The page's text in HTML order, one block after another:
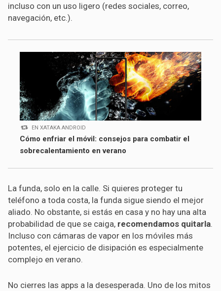
incluso con un uso ligero (redes sociales, correo,
navegación, etc.).
EN XATAKA ANDROID
Cómo enfriar el móvil: consejos para combatir el
sobrecalentamiento en verano
La funda, solo en la calle. Si quieres proteger tu
teléfono a toda costa, la funda sigue siendo el mejor
aliado. No obstante, si estás en casa y no hay una alta
probabilidad de que se caiga, recomendamos quitarla.
Incluso con cámaras de vapor en los móviles más
potentes, el ejercicio de disipación es especialmente
complejo en verano.
No cierres las apps a la desesperada. Uno de los mitos